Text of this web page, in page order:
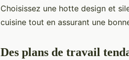
Choisissez une hotte design et
cuisine tout en assurant une
Des plans de travail